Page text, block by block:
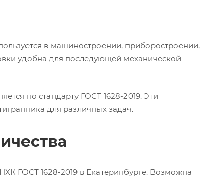
в машиностроении, приборостроении,
удобна для последующей механической
по стандарту ГОСТ 1628-2019. Эти
для различных задач.
ГОСТ 1628-2019 в Екатеринбурге. Возможна